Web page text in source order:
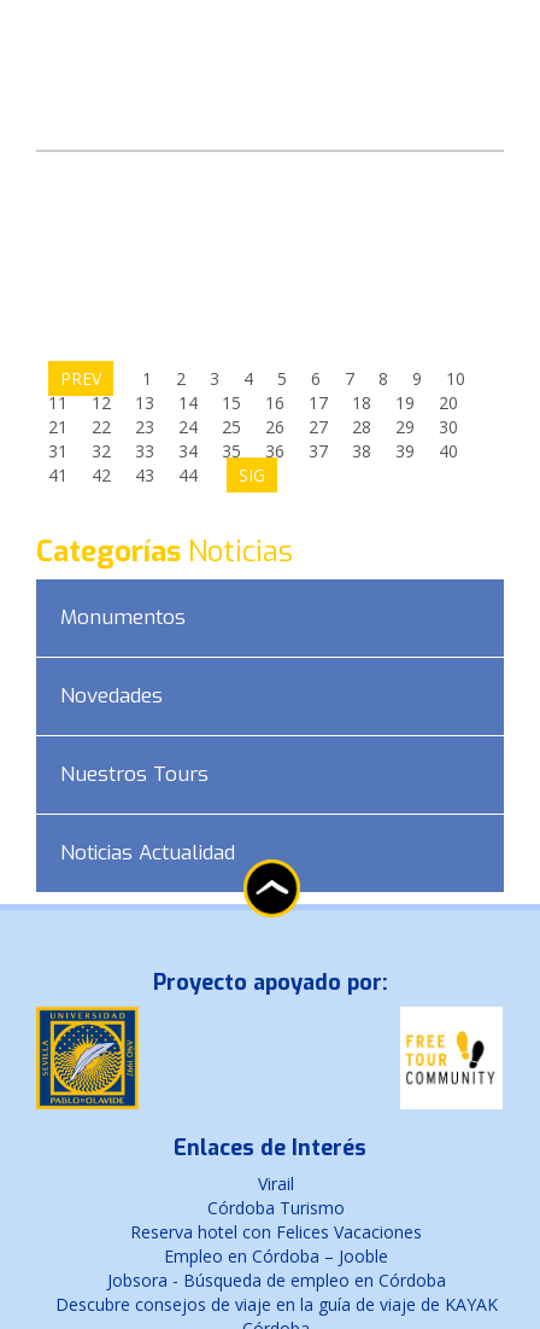
PREV 1 2 3 4 5 6 7 8 9
10
11
12 13 14 15 16 17 18 19
20
21
22 23 24 25 26 27 28 29
30
31
32 33 34 35 36 37 38 39
40
41
42 43 44 SIG
Categorías Noticias
Monumentos
Novedades
Nuestros Tours
Noticias Actualidad
Proyecto apoyado por:
Enlaces de Interés
Virail
Córdoba Turismo
Reserva hotel con Felices Vacaciones
Empleo en Córdoba – Jooble
Jobsora - Búsqueda de empleo en Córdoba
Descubre consejos de viaje en la guía de viaje de KAYAK